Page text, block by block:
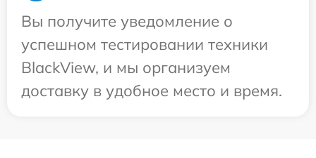
Вы получите уведомление о
успешном тестировании техники
BlackView, и мы организуем
доставку в удобное место и время.